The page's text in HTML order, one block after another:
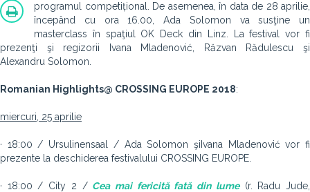
programul competițional. De asemenea, în data de 28 aprilie,
începând cu ora 16.00, Ada Solomon va susţine un
masterclass în spaţiul OK Deck din Linz. La festival vor fi
prezenţi şi regizorii Ivana Mladenović, Răzvan Rădulescu şi
Alexandru Solomon.
Romanian Highlights@ CROSSING EUROPE 2018:
miercuri, 25 aprilie
· 18:00 / Ursulinensaal / Ada Solomon şiIvana Mladenović vor fi
prezente la deschiderea festivalului CROSSING EUROPE.
· 18:00 / City 2 /Cea mai fericită fată din lume(r. Radu Jude,